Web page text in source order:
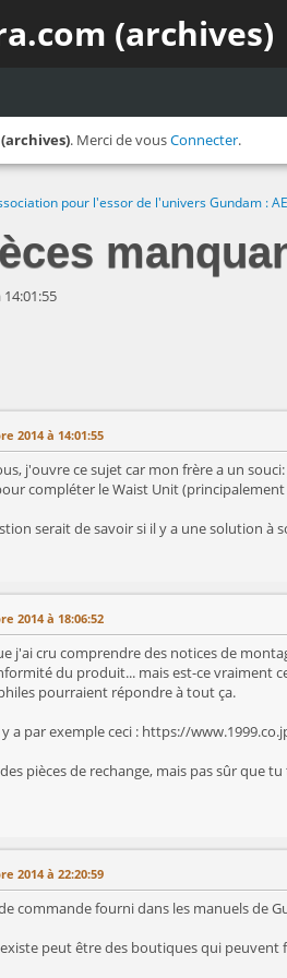
(archives)
. Merci de vousConnecter.
pour l'essor de l'univers Gundam :
2014 à 14:01:55
j'ouvre ce sujet car mon frère a un
compléter le Waist Unit
serait de savoir si il y a une solution à
2014 à 18:06:52
j'ai cru comprendre des notices de
du produit... mais est-ce vraiment
pourraient répondre à tout ça.
y a par exemple ceci : https://
pièces de rechange, mais pas sûr que
2014 à 22:20:59
commande fourni dans les manuels de
peut être des boutiques qui peuvent